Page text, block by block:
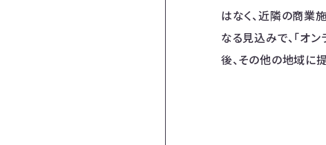
はなく、近隣の商業
なる見込みで、「オ
後、その他の地域に